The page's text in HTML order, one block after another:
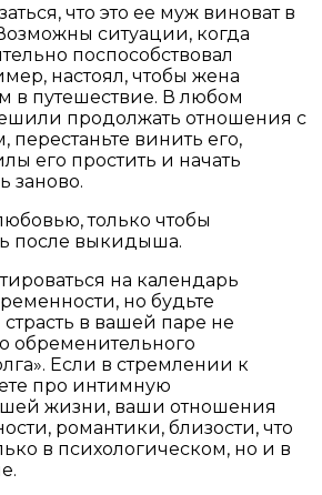
что это ее муж виноват в
ситуации, когда
поспособствовал
настоял, чтобы жена
в путешествие. В любом
продолжать отношения с
винить его,
его простить и начать
заново.
только чтобы
после выкидыша.
на календарь
но будьте
в вашей паре не
обременительного
Если в стремлении к
про интимную
жизни, ваши отношения
романтики, близости, что
в психологическом, но и в